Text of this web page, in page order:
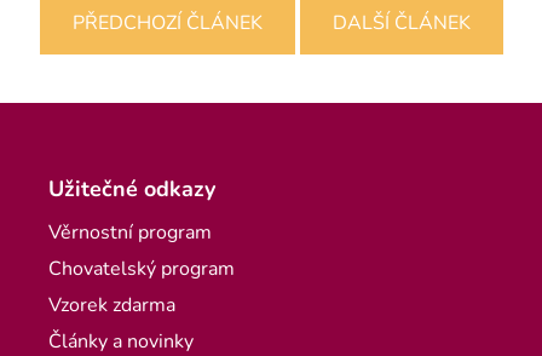
PŘEDCHOZÍ ČLÁNEK DALŠÍ ČLÁNEK
Užitečné odkazy
Věrnostní program
Chovatelský program
Vzorek zdarma
Články a novinky